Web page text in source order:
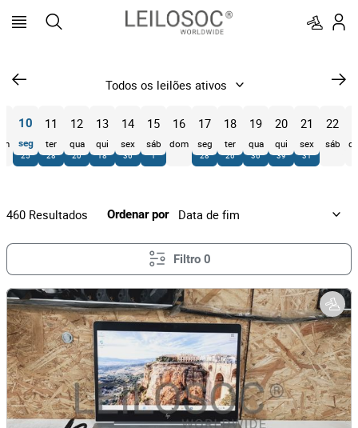
10
seg
25
11
ter
28
12
qua
20
13
qui
18
14
sex
36
15
sáb
1
16
dom
17
seg
28
18
ter
26
19
qua
36
20
qui
39
21
sex
31
22
sáb
460 Resultados Ordenar por
Filtro 0